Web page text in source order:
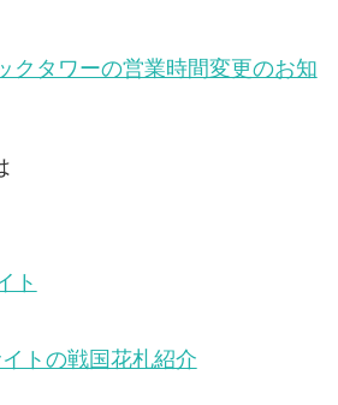
クタワーの営業時間変更のお知
ト
トの戦国花札紹介